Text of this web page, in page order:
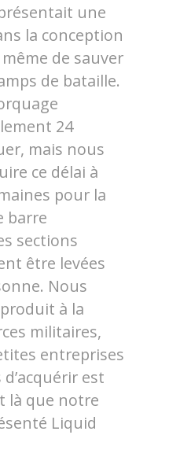
une
la conception
de sauver
de bataille.
24
mais nous
ce délai à
pour la
barre
sections
être levées
Nous
à la
militaires,
entreprises
est
là que notre
Liquid